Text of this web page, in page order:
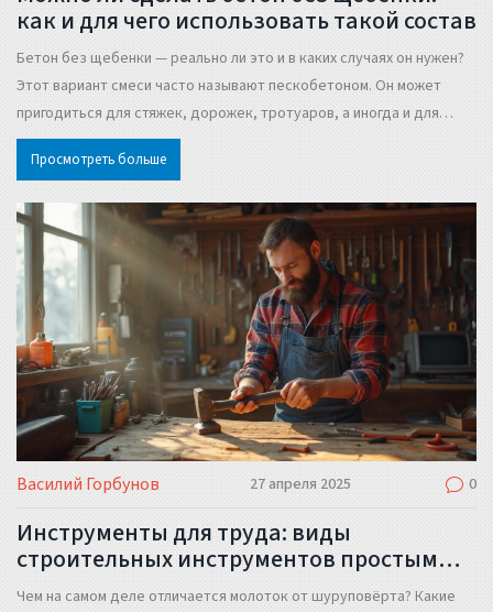
как и для чего использовать такой состав
Бетон без щебенки — реально ли это и в каких случаях он нужен?
Этот вариант смеси часто называют пескобетоном. Он может
пригодиться для стяжек, дорожек, тротуаров, а иногда и для
мелких строительных работ. Статья объясняет, из чего можно
сделать бетон без щебня, почему он уступает обычному бетону
возможности и ограничения такого состава.
Просмотреть больше
Василий Горбунов 27 апреля 2025 0
Инструменты для труда: виды
строительных инструментов простым
языком
Чем на самом деле отличается молоток от шуруповёрта? Какие